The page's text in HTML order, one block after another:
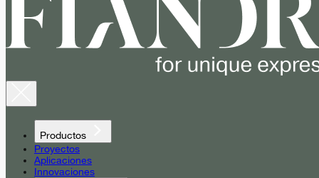
Productos
Proyectos
Aplicaciones
Innovaciones